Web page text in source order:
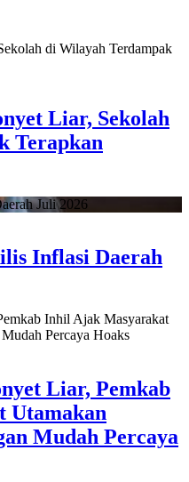
Liar, Sekolah
Terapkan
Inflasi Daerah
Liar, Pemkab
Utamakan
Mudah Percaya